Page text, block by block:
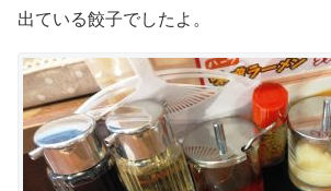
出ている餃子でしたよ。